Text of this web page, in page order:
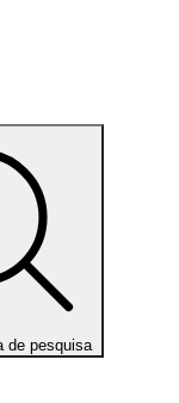
de pesquisa